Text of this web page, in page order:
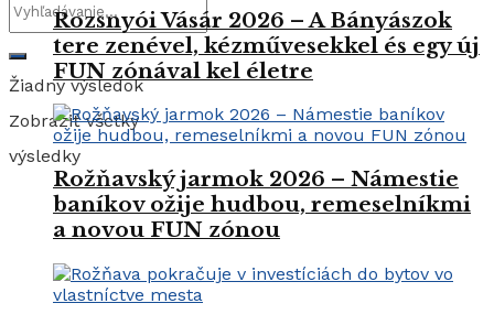
Žiadny výsledok
Zobraziť všetky
výsledky
Rozsnyói Vásár 2026 – A Bányászok
tere zenével, kézművesekkel és egy új
FUN zónával kel életre
Rožňavský jarmok 2026 – Námestie
baníkov ožije hudbou, remeselníkmi
a novou FUN zónou